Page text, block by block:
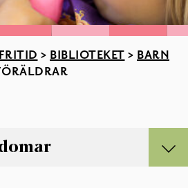
> BIBLIOTEKET > BARN